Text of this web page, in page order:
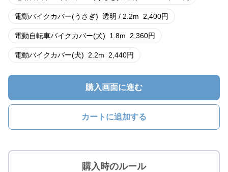
電動バイクカバー(うさぎ) 透明 / 2.2m 2,400円
電動自転車バイクカバー(犬) 1.8m 2,360円
電動バイクカバー(犬) 2.2m 2,440円
購入画面に進む
カートに追加する
購入時のルール